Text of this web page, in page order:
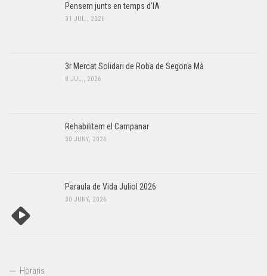
Pensem junts en temps d’IA
31 JUL., 2026
3r Mercat Solidari de Roba de Segona Mà
8 JUL., 2026
Rehabilitem el Campanar
30 JUNY, 2026
Paraula de Vida Juliol 2026
30 JUNY, 2026
Horaris